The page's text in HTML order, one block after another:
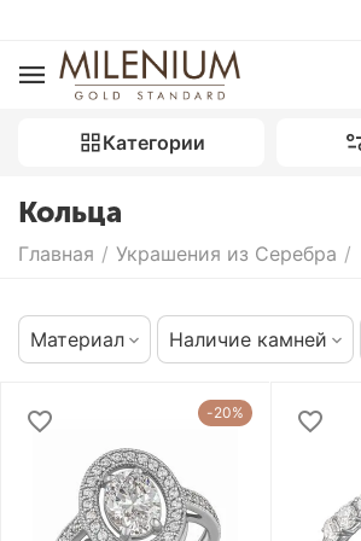
Категории
Кольца
Главная / Украшения из Серебра /
Материал Наличие камней
-20%